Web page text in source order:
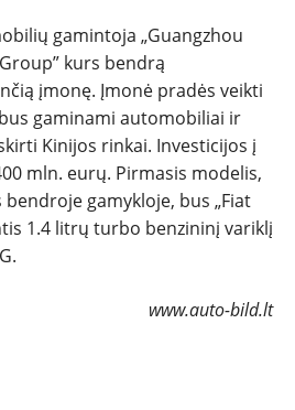
TESTAI
NAUJI
gamintoja „Guangzhou
kurs bendrą
įmonę. Įmonė pradės veikti
gaminami automobiliai ir
Kinijos rinkai. Investicijos į
mln. eurų. Pirmasis modelis,
gamykloje, bus „Fiat
1.4 litrų turbo benzininį variklį
www.auto-bild.lt